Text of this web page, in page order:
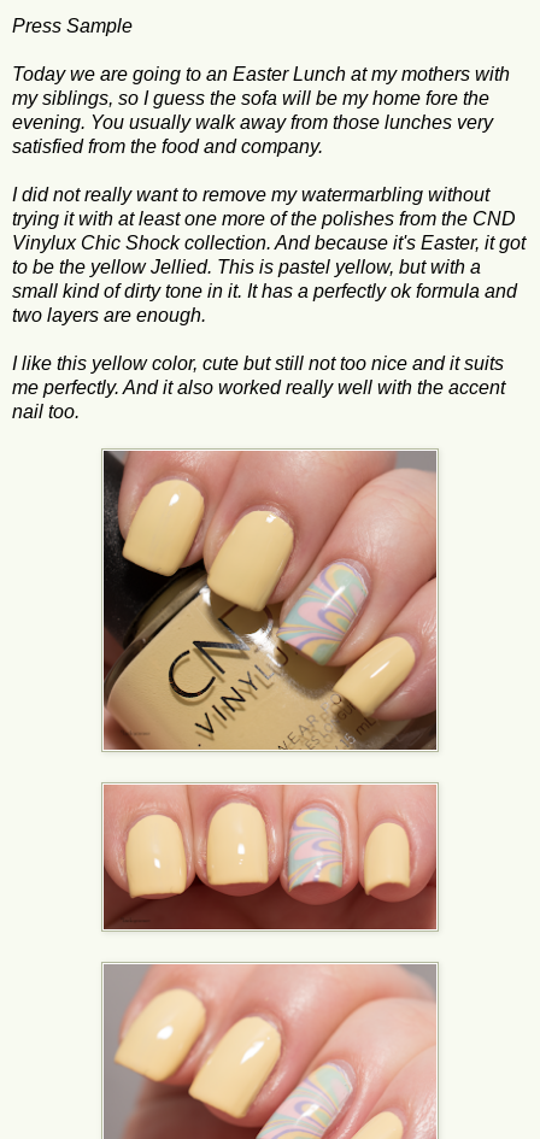
Press Sample
Today we are going to an Easter Lunch at my mothers with
my siblings, so I guess the sofa will be my home fore the
evening. You usually walk away from those lunches very
satisfied from the food and company.
I did not really want to remove my watermarbling without
trying it with at least one more of the polishes from the CND
Vinylux Chic Shock collection. And because it's Easter, it got
to be the yellow Jellied. This is pastel yellow, but with a
small kind of dirty tone in it. It has a perfectly ok formula and
two layers are enough.
I like this yellow color, cute but still not too nice and it suits
me perfectly. And it also worked really well with the accent
nail too.